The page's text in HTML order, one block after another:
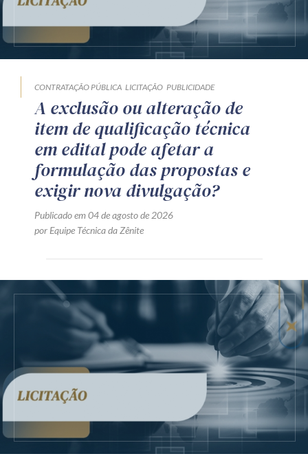
CONTRATAÇÃO PÚBLICA LICITAÇÃO PUBLICIDADE
A exclusão ou alteração de
item de qualificação técnica
em edital pode afetar a
formulação das propostas e
exigir nova divulgação?
Publicado em 04 de agosto de 2026
por Equipe Técnica da Zênite